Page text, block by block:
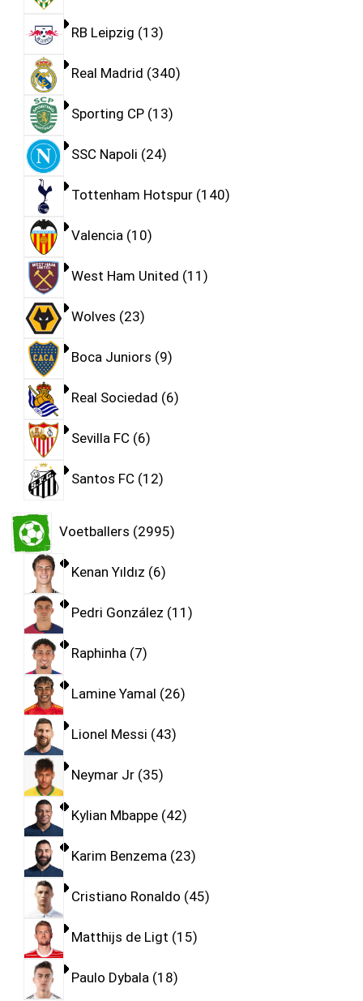
RB Leipzig 13
Real Madrid 340
Sporting CP 13
SSC Napoli 24
Tottenham Hotspur 140
Valencia 10
West Ham United 11
Wolves 23
Boca Juniors 9
Real Sociedad 6
Sevilla FC 6
Santos FC 12
Voetballers 2995
Kenan Yıldız 6
Pedri González 11
Raphinha 7
Lamine Yamal 26
Lionel Messi 43
Neymar Jr 35
Kylian Mbappe 42
Karim Benzema 23
Cristiano Ronaldo 45
Matthijs de Ligt 15
Paulo Dybala 18